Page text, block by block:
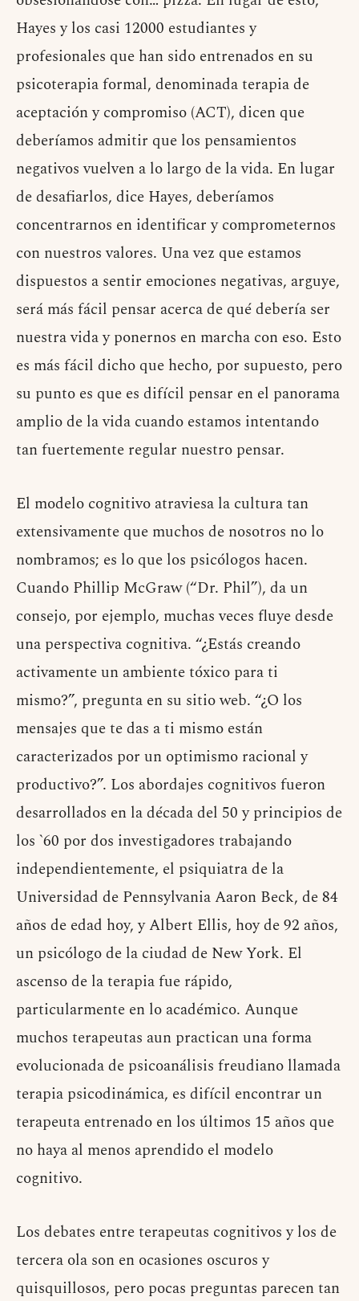
Hayes y los casi 12000 estudiantes y
profesionales que han sido entrenados en su
psicoterapia formal, denominada terapia de
aceptación y compromiso (ACT), dicen que
deberíamos admitir que los pensamientos
negativos vuelven a lo largo de la vida. En lugar
de desafiarlos, dice Hayes, deberíamos
concentrarnos en identificar y comprometernos
con nuestros valores. Una vez que estamos
dispuestos a sentir emociones negativas, arguye,
será más fácil pensar acerca de qué debería ser
nuestra vida y ponernos en marcha con eso. Esto
es más fácil dicho que hecho, por supuesto, pero
su punto es que es difícil pensar en el panorama
amplio de la vida cuando estamos intentando
tan fuertemente regular nuestro pensar.
El modelo cognitivo atraviesa la cultura tan
extensivamente que muchos de nosotros no lo
nombramos; es lo que los psicólogos hacen.
Cuando Phillip McGraw (“Dr. Phil”), da un
consejo, por ejemplo, muchas veces fluye desde
una perspectiva cognitiva. “¿Estás creando
activamente un ambiente tóxico para ti
mismo?”, pregunta en su sitio web. “¿O los
mensajes que te das a ti mismo están
caracterizados por un optimismo racional y
productivo?”. Los abordajes cognitivos fueron
desarrollados en la década del 50 y principios de
los `60 por dos investigadores trabajando
independientemente, el psiquiatra de la
Universidad de Pennsylvania Aaron Beck, de 84
años de edad hoy, y Albert Ellis, hoy de 92 años,
un psicólogo de la ciudad de New York. El
ascenso de la terapia fue rápido,
particularmente en lo académico. Aunque
muchos terapeutas aun practican una forma
evolucionada de psicoanálisis freudiano llamada
terapia psicodinámica, es difícil encontrar un
terapeuta entrenado en los últimos 15 años que
no haya al menos aprendido el modelo
cognitivo.
Los debates entre terapeutas cognitivos y los de
tercera ola son en ocasiones oscuros y
quisquillosos, pero pocas preguntas parecen tan